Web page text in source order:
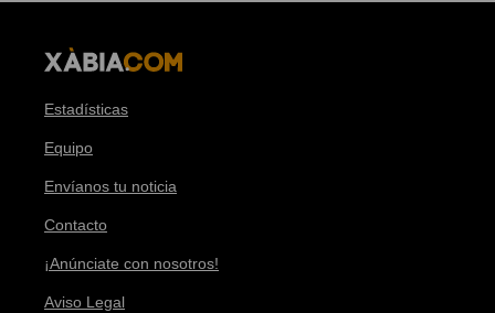
Estadísticas
Equipo
Envíanos tu noticia
Contacto
¡Anúnciate con nosotros!
Aviso Legal